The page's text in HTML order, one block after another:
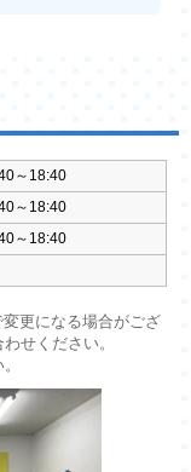
～18:40
～18:40
～18:40
更になる場合がござ
せください。